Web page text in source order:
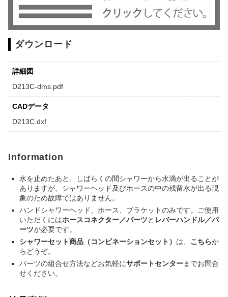
ダウンロード
詳細図
D213C-dms.pdf
CADデータ
D213C.dxf
Information
水を止めたあと、しばらくの間シャワーから水滴が出ることが
ありますが、シャワーヘッド及びホースの中の残留水が出る現
象のため故障ではありません。
ハンドシャワーヘッド、ホース、ブラケットのみです。ご使用
いただくにはホースコネクター／パーツと レバーハンドル／パ
ーツが必要です。
シャワーセット商品（コンビネーションセット） は、 こちらか
らどうぞ。
パーツの組合せ方法などお気軽にサポートセンターまでお問合
せください。